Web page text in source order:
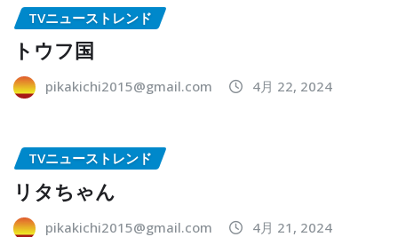
TVニューストレンド
トウフ国
pikakichi2015@gmail.com 4月 22, 2024
TVニューストレンド
リタちゃん
pikakichi2015@gmail.com 4月 21, 2024